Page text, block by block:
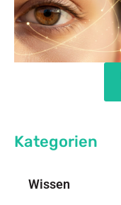
Kategorien
Wissen